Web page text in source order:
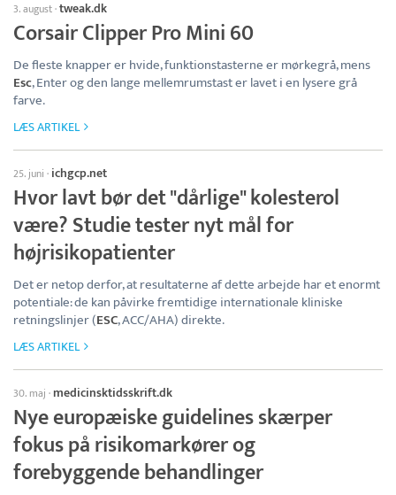
3. august·tweak.dk
Corsair Clipper Pro Mini 60
De fleste knapper er hvide, funktionstasterne er mørkegrå, mens
Esc, Enter og den lange mellemrumstast er lavet i en lysere grå
farve.
LÆS ARTIKEL
25. juni · ichgcp.net
Hvor lavt bør det "dårlige" kolesterol
være? Studie tester nyt mål for
højrisikopatienter
Det er netop derfor, at resultaterne af dette arbejde har et enormt
potentiale: de kan påvirke fremtidige internationale kliniske
retningslinjer (ESC, ACC/AHA) direkte.
LÆS ARTIKEL
30. maj · medicinsktidsskrift.dk
Nye europæiske guidelines skærper
fokus på risikomarkører og
forebyggende behandlinger